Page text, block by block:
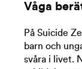
Våga
På Suicide
barn och
svåra i livet.